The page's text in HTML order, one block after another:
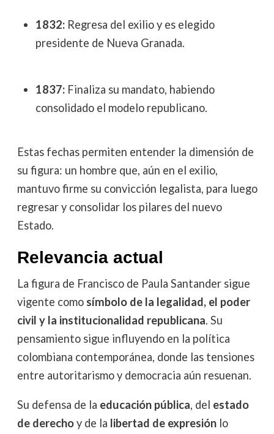
1832:Regresa del exilio y es elegido
presidente de Nueva Granada.
1837:Finaliza su mandato, habiendo
consolidado el modelo republicano.
Estas fechas permiten entender la dimensión de
su figura: un hombre que, aún en el exilio,
mantuvo firme su convicción legalista, para luego
regresar y consolidar los pilares del nuevo
Estado.
Relevancia actual
La figura de Francisco de Paula Santander sigue
vigente como símbolo de la legalidad, el poder
civil y la institucionalidad republicana. Su
pensamiento sigue influyendo en la política
colombiana contemporánea, donde las tensiones
entre autoritarismo y democracia aún resuenan.
Su defensa de la educación pública, del estado
de derechoy de la libertad de expresiónlo